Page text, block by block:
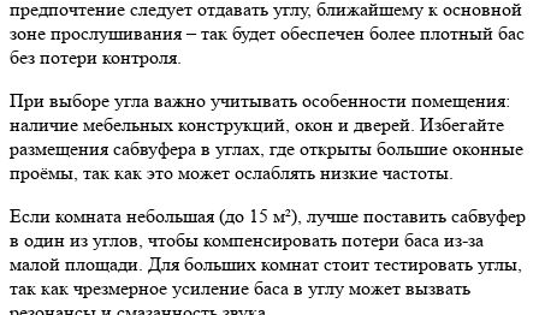
предпочтение следует отдавать углу, ближайшему к основной
зоне прослушивания – так будет обеспечен более плотный бас
без потери контроля.
При выборе угла важно учитывать особенности помещения:
наличие мебельных конструкций, окон и дверей. Избегайте
размещения сабвуфера в углах, где открыты большие оконные
проёмы, так как это может ослаблять низкие частоты.
Если комната небольшая (до 15 м²), лучше поставить сабвуфер
в один из углов, чтобы компенсировать потери баса из-за
малой площади. Для больших комнат стоит тестировать углы,
так как чрезмерное усиление баса в углу может вызвать